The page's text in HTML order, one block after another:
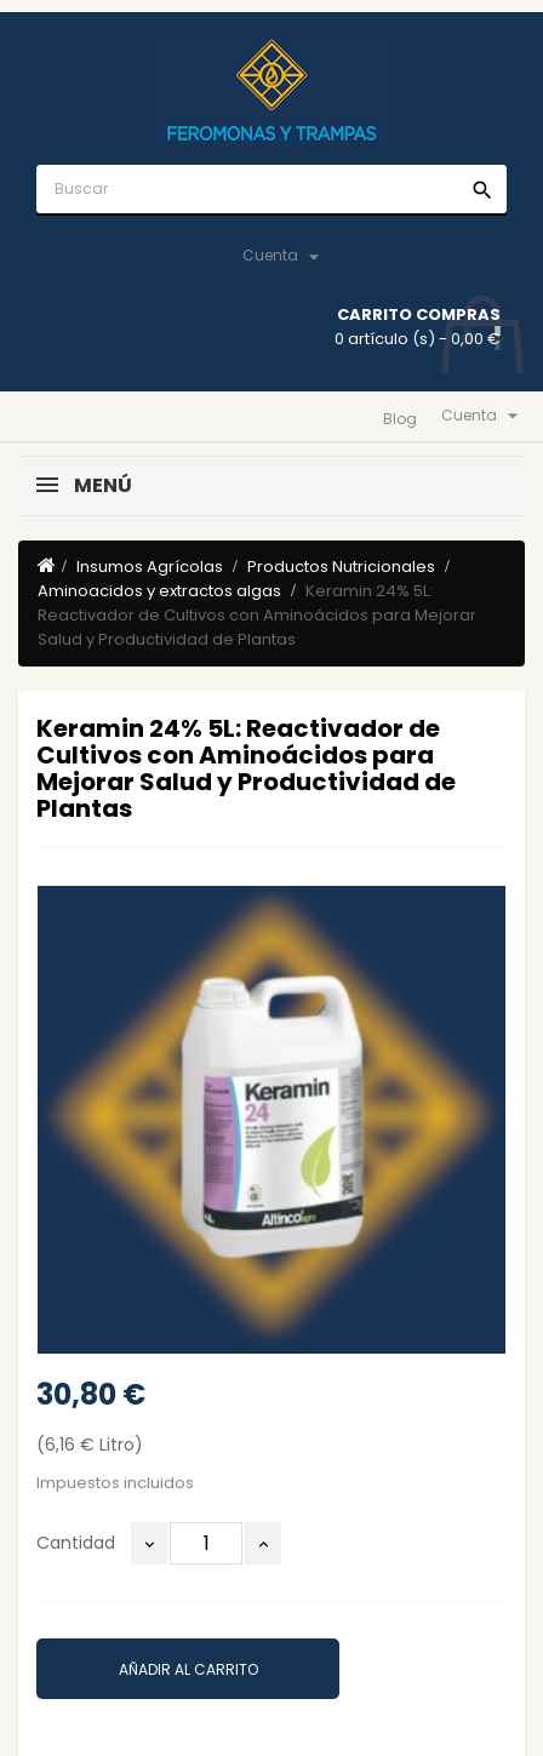
search
Cuenta 
CARRITO COMPRAS
0 artículo (s) - 0,00 €
Cuenta 
Blog
MENÚ
Insumos Agrícolas
Productos Nutricionales
Aminoacidos y extractos algas
Keramin 24% 5L:
Reactivador de Cultivos con Aminoácidos para Mejorar
Salud y Productividad de Plantas
Keramin 24% 5L: Reactivador de
Cultivos con Aminoácidos para
Mejorar Salud y Productividad de
Plantas
30,80 €
(6,16 € Litro)
Impuestos incluidos
Cantidad
AÑADIR AL CARRITO